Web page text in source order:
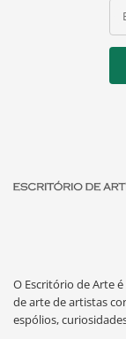
O Escritório de Arte
de arte de artistas
espólios,